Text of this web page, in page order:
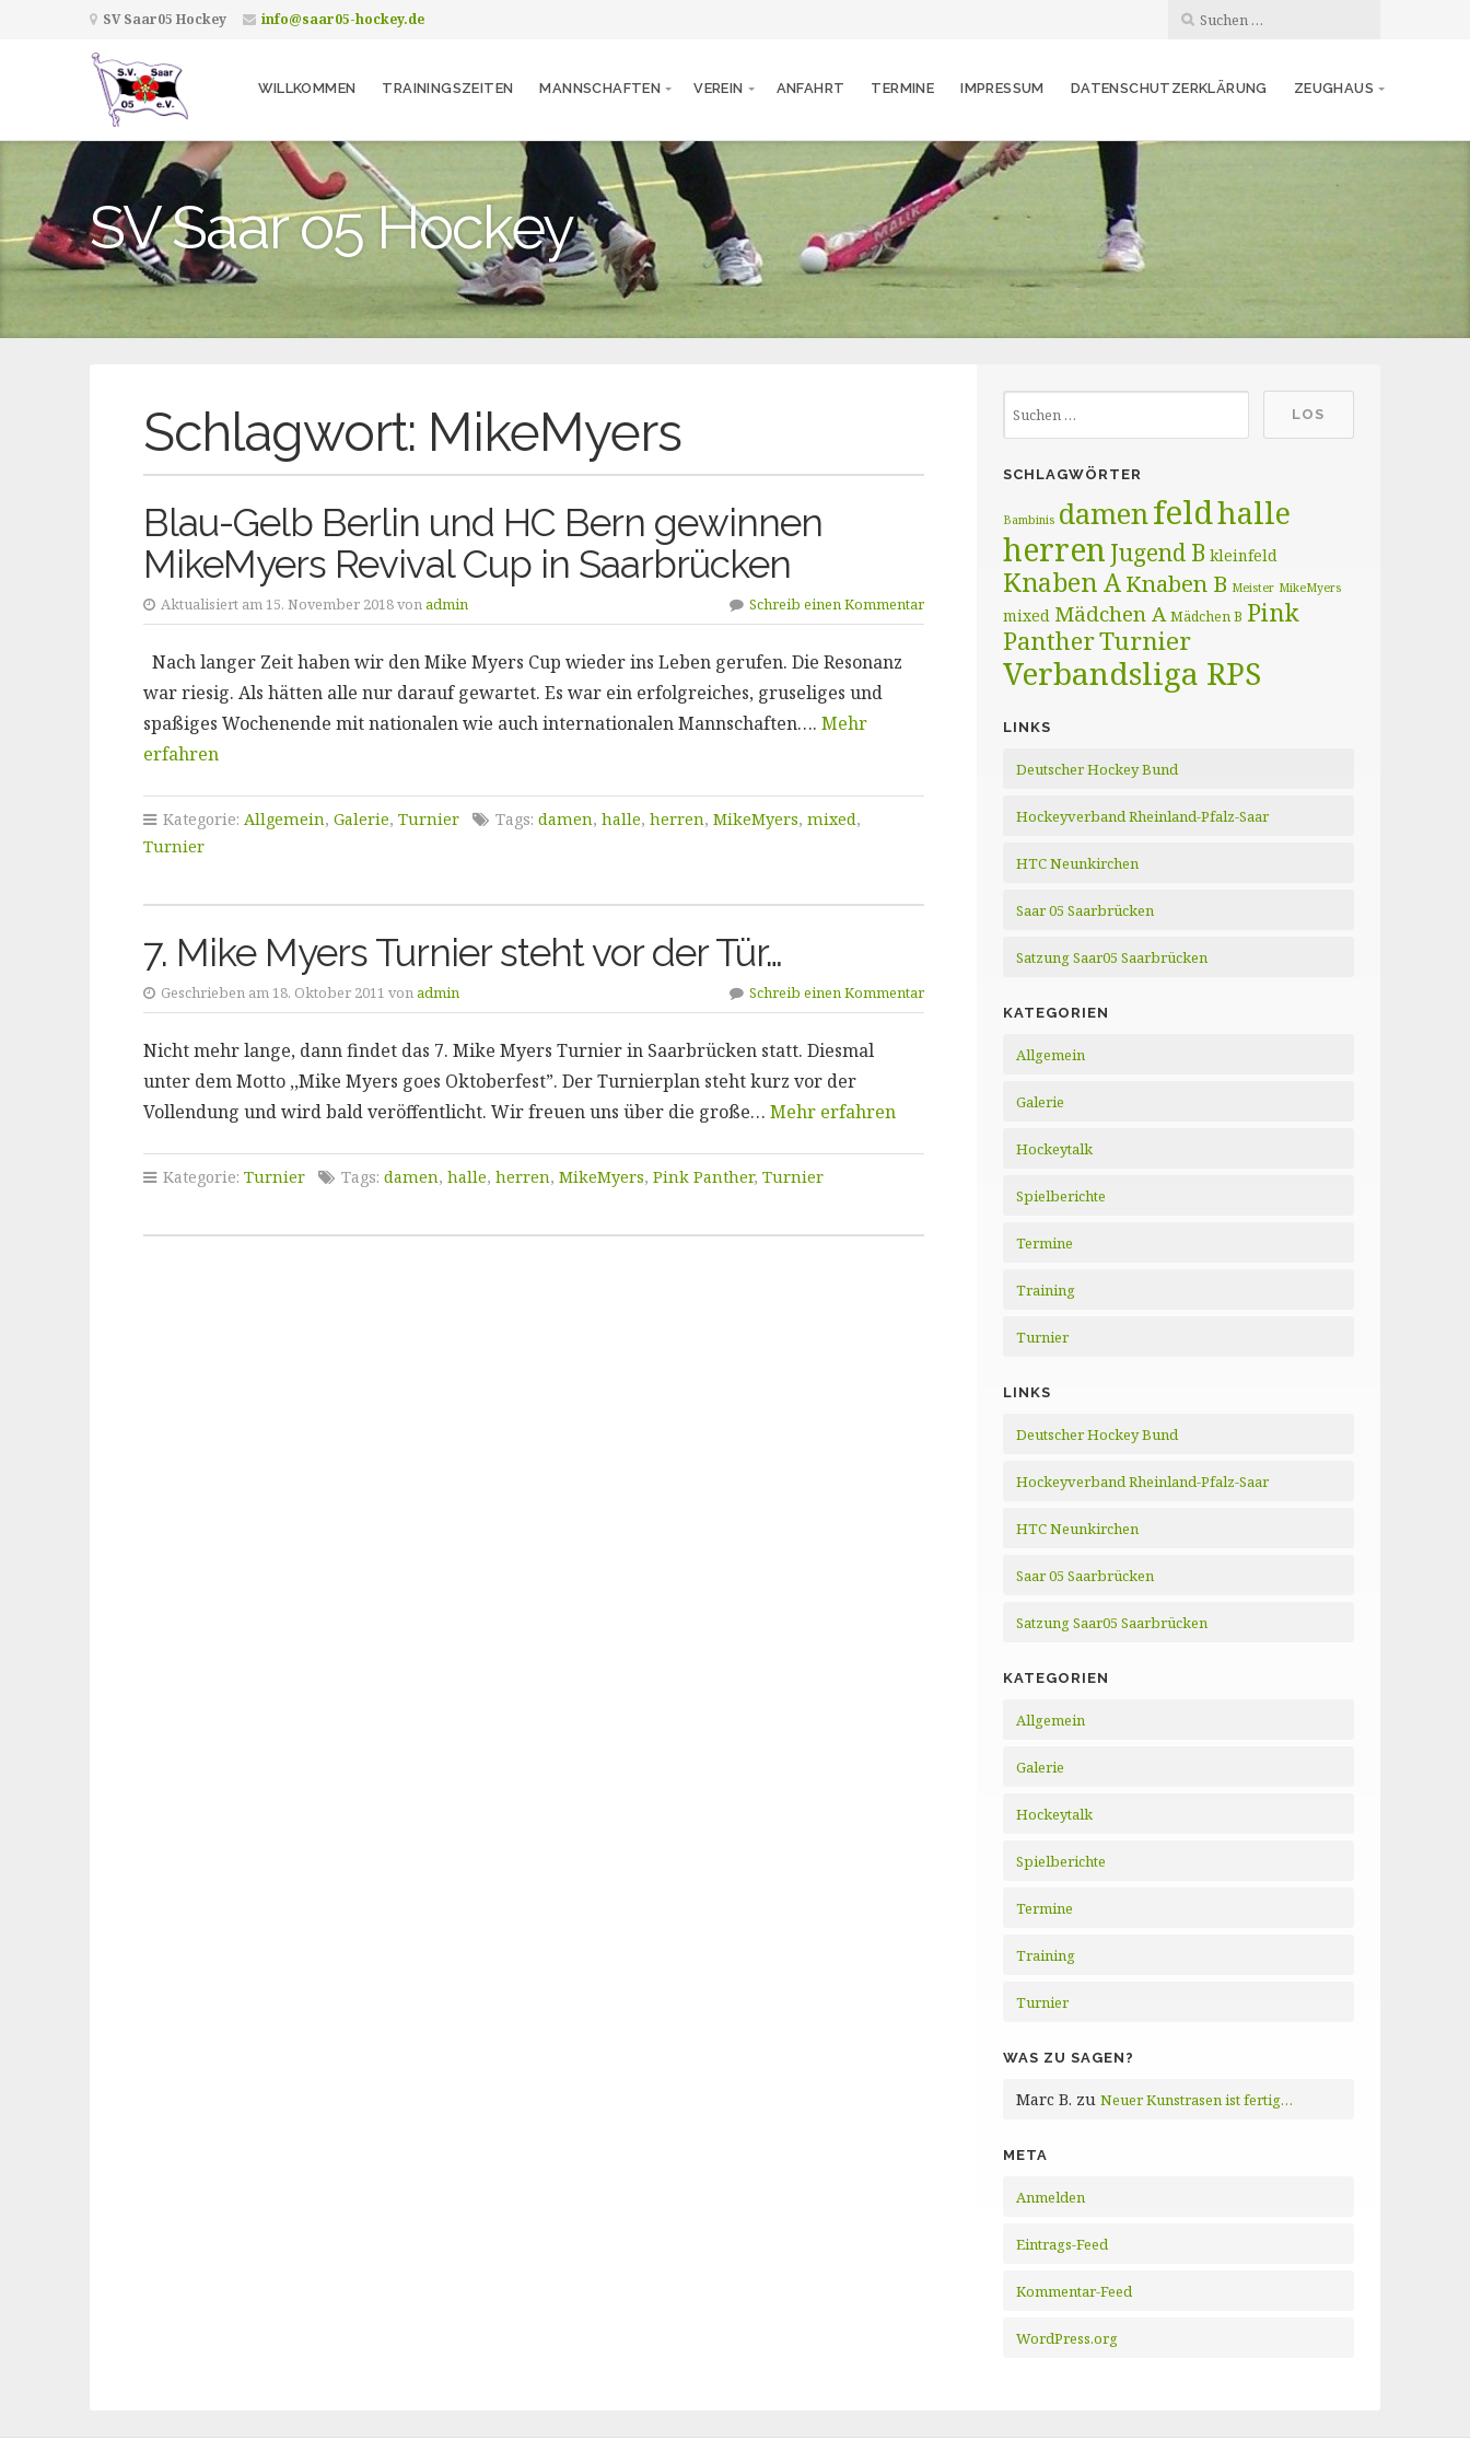
SV Saar05 Hockey info@saar05-hockey.de
WILLKOMMEN TRAININGSZEITEN MANNSCHAFTEN VEREIN ANFAHRT TERMINE IMPRESSUM DATENSCHUTZERKLÄRUNG ZEUGHAUS
SV Saar o5 Hockey
Schlagwort: MikeMyers
Blau-Gelb Berlin und HC Bern gewinnen
MikeMyers Revival Cup in Saarbrücken
Aktualisiert am 15. November 2018 vonadmin Schreib einen Kommentar
Nach langer Zeit haben wir den Mike Myers Cup wieder ins Leben gerufen. Die Resonanz
war riesig. Als hätten alle nur darauf gewartet. Es war ein erfolgreiches, gruseliges und
spaßiges Wochenende mit nationalen wie auch internationalen Mannschaften…. Mehr
erfahren
Kategorie: Allgemein, Galerie, Turnier Tags: damen, halle, herren, MikeMyers, mixed,
Turnier
7. Mike Myers Turnier steht vor der Tür…
Geschrieben am 18. Oktober 2011 vonadmin Schreib einen Kommentar
Nicht mehr lange, dann findet das 7. Mike Myers Turnier in Saarbrücken statt. Diesmal
unter dem Motto ,,Mike Myers goes Oktoberfest”. Der Turnierplan steht kurz vor der
Vollendung und wird bald veröffentlicht. Wir freuen uns über die große… Mehr erfahren
Kategorie: Turnier Tags: damen, halle, herren, MikeMyers, Pink Panther, Turnier
SCHLAGWÖRTER
Bambinis damenfeldhalle
herren Jugend B kleinfeld
Knaben AKnaben B Meister MikeMyers
mixed Mädchen A Mädchen B Pink
PantherTurnier
Verbandsliga RPS
LINKS
Deutscher Hockey Bund
Hockeyverband Rheinland-Pfalz-Saar
HTC Neunkirchen
Saar 05 Saarbrücken
Satzung Saar05 Saarbrücken
KATEGORIEN
Allgemein
Galerie
Hockeytalk
Spielberichte
Termine
Training
Turnier
LINKS
Deutscher Hockey Bund
Hockeyverband Rheinland-Pfalz-Saar
HTC Neunkirchen
Saar 05 Saarbrücken
Satzung Saar05 Saarbrücken
KATEGORIEN
Allgemein
Galerie
Hockeytalk
Spielberichte
Termine
Training
Turnier
WAS ZU SAGEN?
Marc B. zuNeuer Kunstrasen ist fertig…
META
Anmelden
Eintrags-Feed
Kommentar-Feed
WordPress.org